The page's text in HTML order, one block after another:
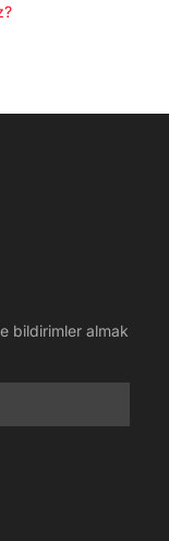
bildirimler almak